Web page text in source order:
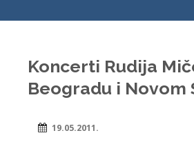
Koncerti Rudija
Beogradu i Novom
19.05.2011.